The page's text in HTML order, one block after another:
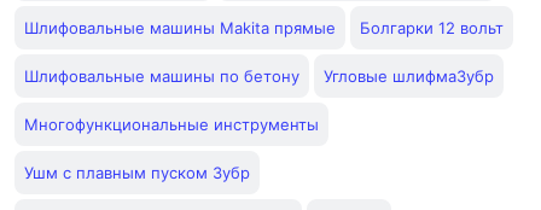
Шлифовальные машины Makita прямые Болгарки 12 вольт
Шлифовальные машины по бетону Угловые шлифмаЗубр
Многофункциональные инструменты
Ушм с плавным пуском Зубр